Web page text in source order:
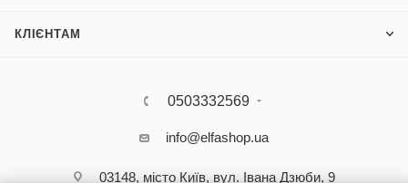
КЛІЄНТАМ
0503332569
info@elfashop.ua
03148, місто Київ, вул. Івана Дзюби, 9